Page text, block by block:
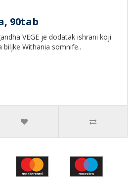
90tab
VEGE je dodatak ishrani koji
biljke Withania somnife..